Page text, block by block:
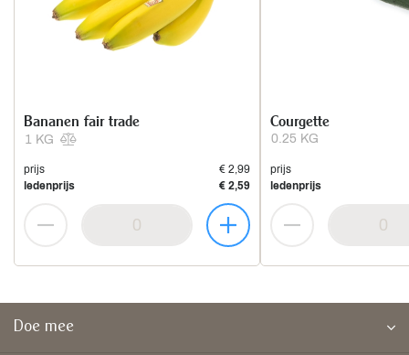
1 KG
Bananen fair trade
prijs
€ 2,99
ledenprijs
€ 2,59
0.25 KG
Courgette
prijs
ledenprijs
Doe mee